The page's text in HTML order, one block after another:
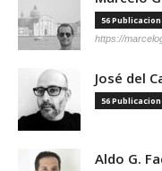
56
https://
José del
56
Aldo G.